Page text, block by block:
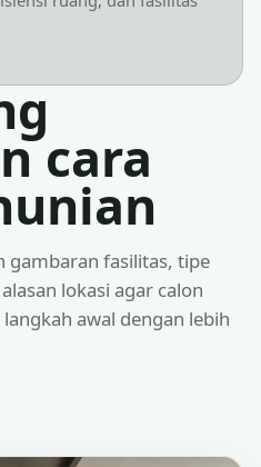
cara
gambaran fasilitas, tipe
lokasi agar calon
awal dengan lebih